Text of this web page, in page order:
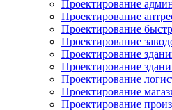
Проектирование
Проектирование
Проектирование
Проектирование
Проектирование
Проектирование
Проектирование
Проектирование
Проектирование